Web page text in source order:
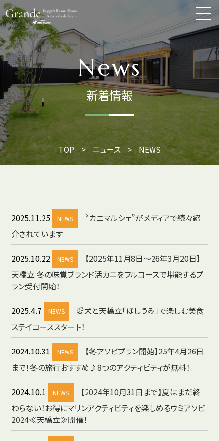
News
新着情報
TOP > ニュース > NEWS
2025.11.25 NEWS
“カニマルシェ”がメディアで続々紹
介されています
2025.10.22 NEWS
【2025年11月8日～26年3月20日】
天橋立 冬の味覚ブランド活カニをフルコースで堪能するプ
ラン受付開始！
2025.4.7 NEWS
愛犬と天橋立「ほしうみ」で楽しむ美食
ステイコーススタート！
2024.10.31 NEWS
【冬アソビプラン開始】25年4月26日
まで！冬の旅行おすすめ♪8つのアクティビティが無料！
2024.10.1 NEWS
【2024年10月31日まで】夏はまだ終
わらない！お得にマリンアクティビティを楽しめるウミアソビ
2024≪天橋立≫開催！